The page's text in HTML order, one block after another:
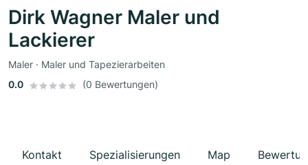
Dirk Wagner Maler und
Lackierer
Maler · Maler und Tapezierarbeiten
0.0
(0 Bewertungen)
Kontakt Spezialisierungen Map